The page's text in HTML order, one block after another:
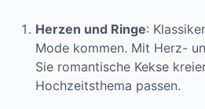
Herzen und Ringe:
Mode kommen. Mit Herz-
Sie romantische Kekse
Hochzeitsthema passen.